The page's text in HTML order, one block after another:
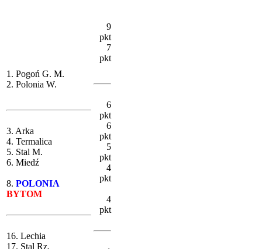
1. Pogoń G. M.
2. Polonia W.
3. Arka
4. Termalica
5. Stal M.
6. Miedź
8. POLONIA
BYTOM
16. Lechia
17. Stal Rz.
9
pkt
7
pkt
6
pkt
6
pkt
5
pkt
4
pkt
4
pkt